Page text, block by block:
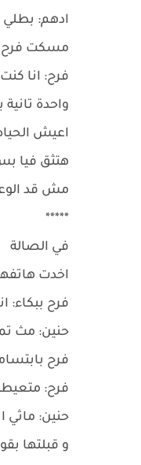
ادهم: بطلي
مسكت فرح
فرح: انا
واحدة
اعيش
هتثق فيا
مش قد
*****
في الصالة
اخدت
فرح ببكاء:
حنين: مث
فرح
فرح:
حنين: ماثي
و قبلتها